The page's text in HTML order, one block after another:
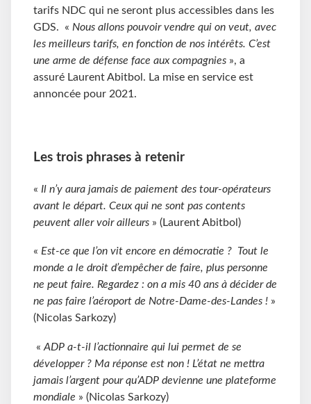
tarifs NDC qui ne seront plus accessibles dans les
GDS. « Nous allons pouvoir vendre qui on veut, avec
les meilleurs tarifs, en fonction de nos intérêts. C’est
une arme de défense face aux compagnies », a
assuré Laurent Abitbol. La mise en service est
annoncée pour 2021.
Les trois phrases à retenir
« Il n’y aura jamais de paiement des tour-opérateurs
avant le départ. Ceux qui ne sont pas contents
peuvent aller voir ailleurs » (Laurent Abitbol)
« Est-ce que l’on vit encore en démocratie ? Tout le
monde a le droit d’empêcher de faire, plus personne
ne peut faire. Regardez : on a mis 40 ans à décider de
ne pas faire l’aéroport de Notre-Dame-des-Landes ! »
(Nicolas Sarkozy)
«ADP a-t-il l’actionnaire qui lui permet de se
développer ? Ma réponse est non ! L’état ne mettra
jamais l’argent pour qu’ADP devienne une plateforme
mondiale » (Nicolas Sarkozy)